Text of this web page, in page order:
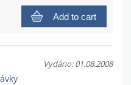
Add to cart
Vydáno: 01.08.2008